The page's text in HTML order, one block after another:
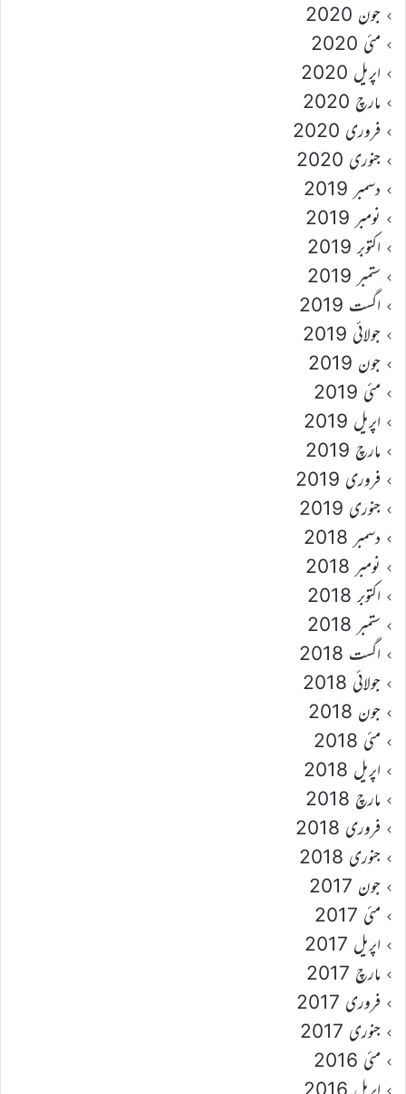
جون 2020
مئی 2020
اپریل 2020
مارچ 2020
فروری 2020
جنوری 2020
دسمبر 2019
نومبر 2019
اکتوبر 2019
ستمبر 2019
اگست 2019
جولائی 2019
جون 2019
مئی 2019
اپریل 2019
مارچ 2019
فروری 2019
جنوری 2019
دسمبر 2018
نومبر 2018
اکتوبر 2018
ستمبر 2018
اگست 2018
جولائی 2018
جون 2018
مئی 2018
اپریل 2018
مارچ 2018
فروری 2018
جنوری 2018
جون 2017
مئی 2017
اپریل 2017
مارچ 2017
فروری 2017
جنوری 2017
مئی 2016
اپریل 2016